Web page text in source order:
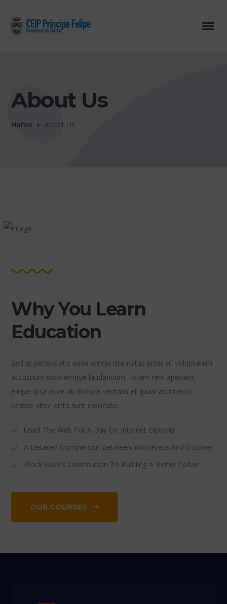
About Us
Home About Us
Why You Learn
Education
Sed ut perspiciatis unde omnis iste natus error sit voluptatem
accustium doloremque laudantium, totam rem aperiam,
eaque ipsa quae ab illintore veritatis et quasi architecto
beatae vitae dicta sunt explicabo.
Used The Web For A Day On Internet Explorer
A Detailed Comparison Between WordPress And October
Block Slack’s Contribution To Building A Better Collae
OUR COURSES